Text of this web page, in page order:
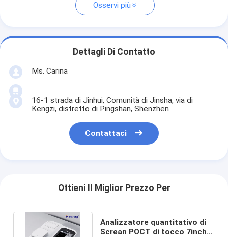
Osservi più
Dettagli Di Contatto
Ms. Carina
16-1 strada di Jinhui, Comunità di Jinsha, via di
Kengzi, distretto di Pingshan, Shenzhen
Contattaci
Ottieni Il Miglior Prezzo Per
Analizzatore quantitativo di
Screan POCT di tocco 7inch